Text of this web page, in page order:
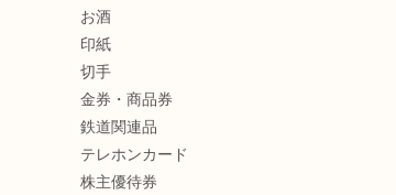
お酒
印紙
切手
金券・商品券
鉄道関連品
テレホンカード
株主優待券